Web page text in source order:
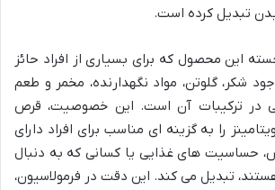
تبدیل کرده است.
این محصول که برای بسیاری از افراد حائز
شکر، گلوتن، مواد نگهدارنده، مخمر و طعم
در ترکیبات آن است. این خصوصیت، قرص
را به گزینه ای مناسب برای افراد دارای
حساسیت های غذایی یا کسانی که به دنبال
تبدیل می کند. این دقت در فرمولاسیون،